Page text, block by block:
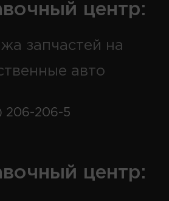
центр:
запчастей на
авто
206-206-5
центр: